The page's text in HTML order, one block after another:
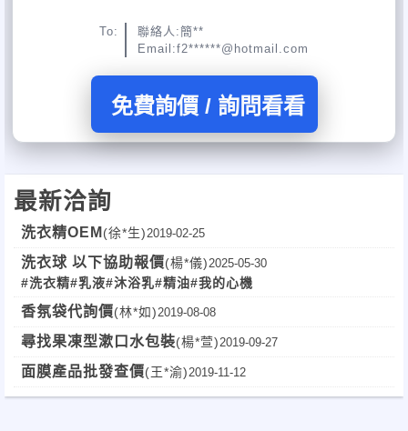
To:
聯絡人:簡**
Email:f2******@hotmail.com
免費詢價 / 詢問看看
最新洽詢
洗衣精OEM (徐*生) 2019-02-25
洗衣球 以下協助報價(楊*儀) 2025-05-30
#洗衣精#乳液#沐浴乳#精油#我的心機
香氛袋代詢價(林*如) 2019-08-08
尋找果凍型漱口水包裝(楊*萱) 2019-09-27
面膜產品批發查價(王*渝) 2019-11-12